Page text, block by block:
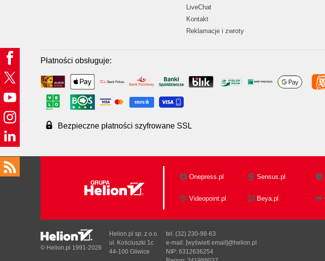
LiveChat
Kontakt
Reklamacje i zwroty
Płatności obsługuje:
Bezpieczne płatności szyfrowane SSL
Onepress.pl Sensus.pl
Videopoint.pl Beya.pl
© Helion.pl 1991-2026
Helion.pl sp. z o.o.
ul. Kościuszki 1c
44-100 Gliwice
tel. (32) 230-98-63
e-mail: [wyświetl email]@helion.pl
NIP: 6312636254